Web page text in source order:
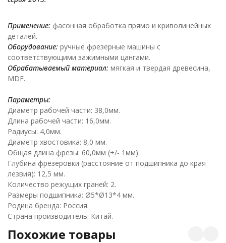
Применение: фасонная обработка прямо и криволинейных
деталей.
Оборудование: ручные фрезерные машины с
соответствующими зажимными цангами.
Обрабатываемый материал: мягкая и твердая древесина,
MDF.
Параметры:
Диаметр рабочей части: 38,0мм.
Длина рабочей части: 16,0мм.
Радиусы: 4,0мм.
Диаметр хвостовика: 8,0 мм.
Общая длина фрезы: 60,0мм (+/- 1мм).
Глубина фрезеровки (расстояние от подшипника до края
лезвия): 12,5 мм.
Количество режущих граней: 2.
Размеры подшипника: Ø5*Ø13*4 мм.
Родина бренда: Россия.
Страна производитель: Китай.
Похожие товары